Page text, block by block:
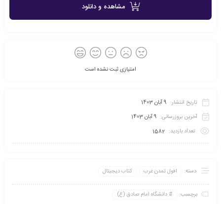
مشاهده و دانلود
امتیازی ثبت نشده است
تاریخ انتشار: 9 آبان 1403
آخرین بروزرسانی: 9 آبان 1403
تعداد بازدید: 1582
دسته: افول تمدن غرب کتاب دیجیتال
برچسب: دانشگاه امام صادق (ع)